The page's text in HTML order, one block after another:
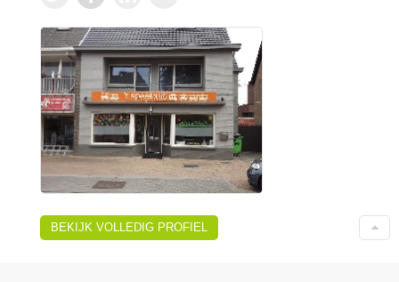
BEKIJK VOLLEDIG PROFIEL